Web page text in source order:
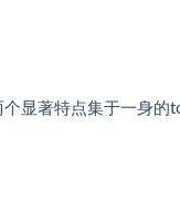
显著特点集于一身的